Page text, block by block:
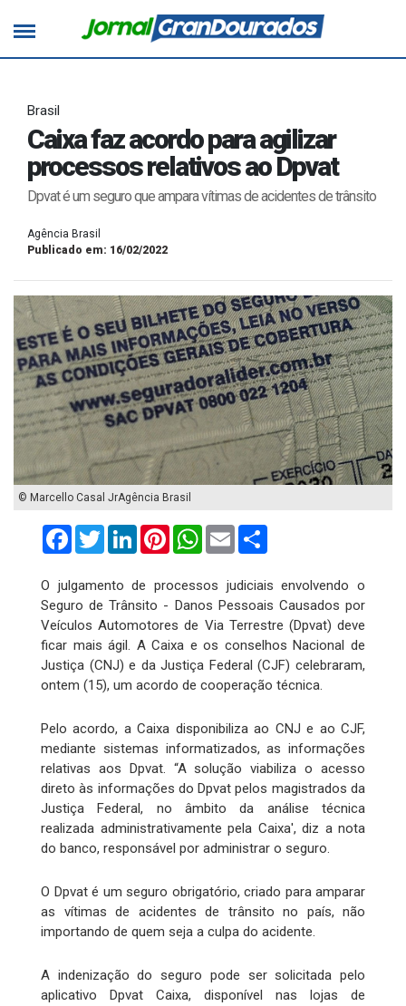
Brasil
Caixa faz acordo para agilizar
processos relativos ao Dpvat
Dpvat é um seguro que ampara vítimas de acidentes de trânsito
Agência Brasil
Publicado em: 16/02/2022
© Marcello Casal JrAgência Brasil
FacebookTwitterLinkedInPinterestWhatsApp
Email
O julgamento de processos judiciais envolvendo o
Seguro de Trânsito - Danos Pessoais Causados por
Veículos Automotores de Via Terrestre (Dpvat) deve
ficar mais ágil. A Caixa e os conselhos Nacional de
Justiça (CNJ) e da Justiça Federal (CJF) celebraram,
ontem (15), um acordo de cooperação técnica.
Pelo acordo, a Caixa disponibiliza ao CNJ e ao CJF,
mediante sistemas informatizados, as informações
relativas aos Dpvat. “A solução viabiliza o acesso
direto às informações do Dpvat pelos magistrados da
Justiça Federal, no âmbito da análise técnica
realizada administrativamente pela Caixa', diz a nota
do banco, responsável por administrar o seguro.
O Dpvat é um seguro obrigatório, criado para amparar
as vítimas de acidentes de trânsito no país, não
importando de quem seja a culpa do acidente.
A indenização do seguro pode ser solicitada pelo
aplicativo Dpvat Caixa, disponível nas lojas de